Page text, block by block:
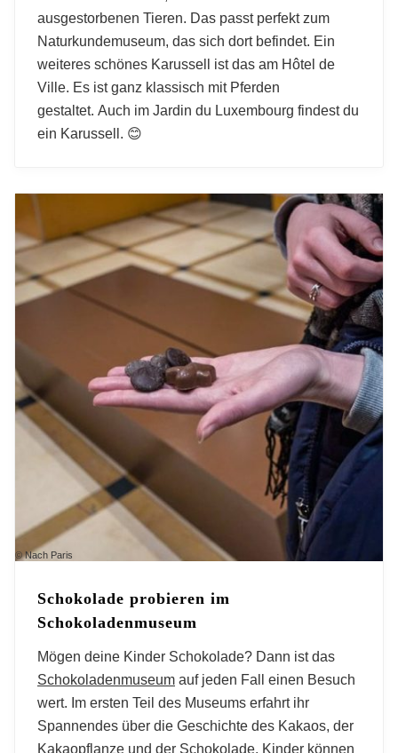
ausgestorbenen Tieren. Das passt perfekt zum
Naturkundemuseum, das sich dort befindet. Ein
weiteres schönes Karussell ist das am Hôtel de
Ville. Es ist ganz klassisch mit Pferden
gestaltet. Auch im Jardin du Luxembourg findest du
ein Karussell. 😊
© Nach Paris
Schokolade probieren im
Schokoladenmuseum
Mögen deine Kinder Schokolade? Dann ist das
Schokoladenmuseum auf jeden Fall einen Besuch
wert. Im ersten Teil des Museums erfahrt ihr
Spannendes über die Geschichte des Kakaos, der
Kakaopflanze und der Schokolade. Kinder können